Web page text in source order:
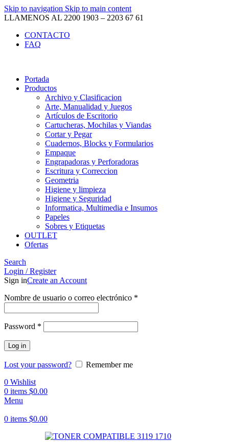
Skip to navigation Skip to main content
LLAMENOS AL 2200 1903 – 2203 67 61
CONTACTO
FAQ
Portada
Productos
Archivo y Clasificacion
Arte, Manualidad y Juegos
Artículos de Escritorio
Cartucheras, Mochilas y Viandas
Cortar y Pegar
Cuadernos, Blocks y Formularios
Empaque
Engrapadoras y Perforadoras
Escritura y Correccion
Geometria
Higiene y limpieza
Higiene y Seguridad
Informatica, Multimedia e Insumos
Papeles
Sobres y Etiquetas
OUTLET
Ofertas
Search
Login / Register
Sign inCreate an Account
Nombre de usuario o correo electrónico *
Password *
Log in
Lost your password?
Remember me
0 Wishlist
0 items $0.00
Menu
0 items $0.00